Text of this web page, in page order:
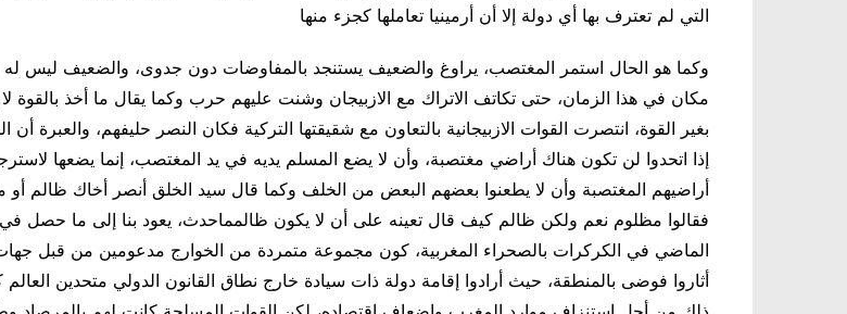
التي لم تعترف بها أي دولة إلا أن أرمينيا تعاملها كجزء منها
وكما هو الحال استمر المغتصب، يراوغ والضعيف يستنجد بالمفاوضات دون جدوى، والضعيف ليس
مكان في هذا الزمان، حتى تكاتف الاتراك مع الازبيجان وشنت عليهم حرب وكما يقال ما أخذ بالقوة
بغير القوة، انتصرت القوات الازبيجانية بالتعاون مع شقيقتها التركية فكان النصر حليفهم، والعبرة أن
إذا اتحدوا لن تكون هناك أراضي مغتصبة، وأن لا يضع المسلم يديه في يد المغتصب، إنما يضعها
أراضيهم المغتصبة وأن لا يطعنوا بعضهم البعض من الخلف وكما قال سيد الخلق أنصر أخاك ظالم أو
فقالوا مظلوم نعم ولكن ظالم كيف قال تعينه على أن لا يكون ظالمماحدث، يعود بنا إلى ما حصل في
الماضي في الكركرات بالصحراء المغربية، كون مجموعة متمردة من الخوارج مدعومين من قبل
أثاروا فوضى بالمنطقة، حيث أرادوا إقامة دولة ذات سيادة خارج نطاق القانون الدولي متحدين العالم